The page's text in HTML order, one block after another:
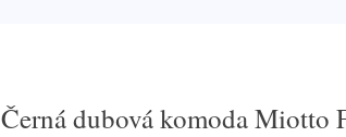
Černá dubová komoda Miotto